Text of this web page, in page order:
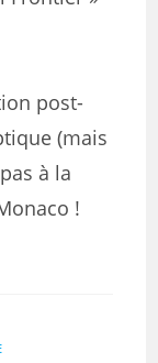
post-
(mais
à la
!